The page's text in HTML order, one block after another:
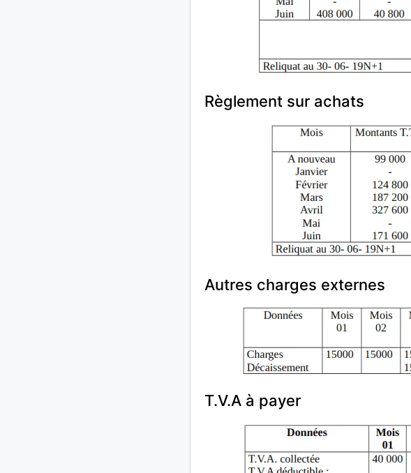
Règlement sur achats
Autres charges externes
T.V.A à payer